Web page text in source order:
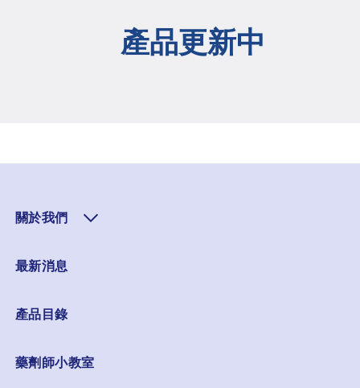
產品更新中
關於我們
最新消息
產品目錄
藥劑師小教室